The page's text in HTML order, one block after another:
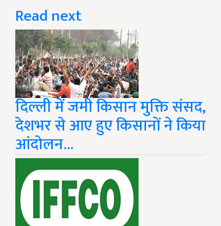
Read next
दिल्ली में जमी किसान मुक्ति संसद,
देशभर से आए हुए किसानों ने किया
आंदोलन...